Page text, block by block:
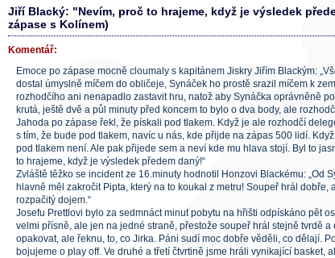
Jiří Blacký: "Nevím, proč to hrajeme, když je výsledek
zápase s Kolínem)
Komentář:
Emoce po zápase mocně cloumaly s kapitánem Jiskry Jiřím Blackým:
dostal úmyslně míčem do obličeje, Synáček ho prostě srazil míčem k
rozhodčího ani nenapadlo zastavit hru, natož aby Synáčka oprávněně
krutá, ještě dvě a půl minuty před koncem to bylo o dva body, ale
Jahoda po zápase řekl, že pískali pod tlakem. Když je ale rozhodčí
s tím, že bude pod tlakem, navíc u nás, kde přijde na zápas 500 lidí.
pod tlakem není. Ale pak přijede sem a neví kde mu hlava stojí. Byl to
to hrajeme, když je výsledek předem daný!“
Zvláště těžko se incident ze 16.minuty hodnotil Honzovi Blackému: „Od
hlavně měl zakročit Pipta, který na to koukal z metru! Soupeř hrál
rozpačitý dojem.“
Josefu Prettlovi bylo za sedmnáct minut pobytu na hřišti odpískáno pět
velmi přísně, ale jen na jedné straně, přestože soupeř hrál stejně tvrdě a
opakovat, ale řeknu, to, co Jirka. Páni sudí moc dobře věděli, co dělají.
bojujeme o play off. Ve druhé a třetí čtvrtině jsme hráli vynikající basket,